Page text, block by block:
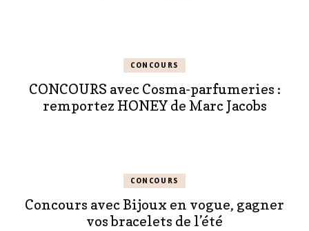
CONCOURS
CONCOURS avec Cosma-parfumeries :
remportez HONEY de Marc Jacobs
CONCOURS
Concours avec Bijoux en vogue, gagner
vos bracelets de l’été